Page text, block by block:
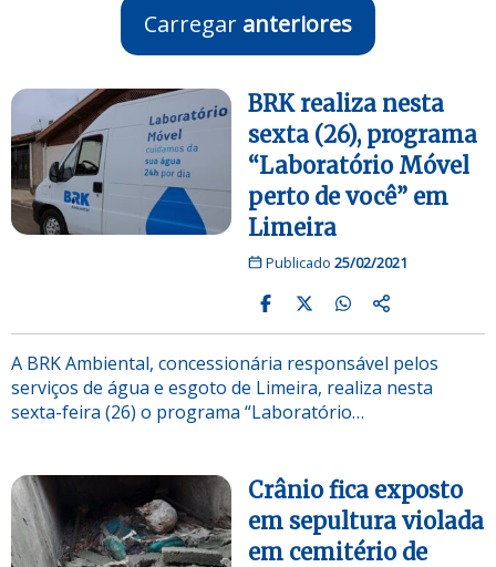
Carregar anteriores
BRK realiza nesta
sexta (26), programa
“Laboratório Móvel
perto de você” em
Limeira
Publicado 25/02/2021
A BRK Ambiental, concessionária responsável pelos
serviços de água e esgoto de Limeira, realiza nesta
sexta-feira (26) o programa “Laboratório…
Crânio fica exposto
em sepultura violada
em cemitério de